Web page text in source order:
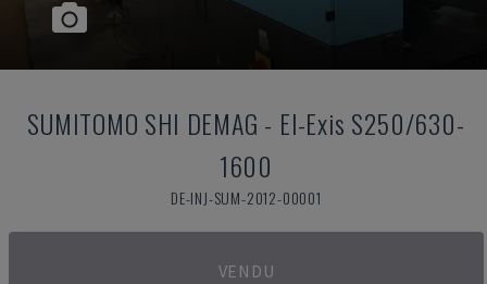
SUMITOMO SHI DEMAG - El-Exis S250/630-
1600
DE-INJ-SUM-2012-00001
VENDU